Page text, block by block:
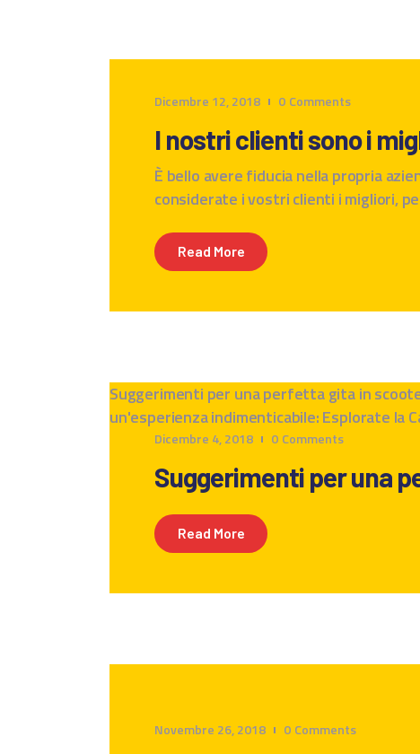
Dicembre 12, 2018 0 Comments
I nostri clienti sono i
È bello avere fiducia nella propria
considerate i vostri clienti i migliori,
Read More
Suggerimenti per una perfetta gita in
un'esperienza indimenticabile: Esplorate la
Dicembre 4, 2018 0 Comments
Suggerimenti per una
Read More
Novembre 26, 2018 0 Comments